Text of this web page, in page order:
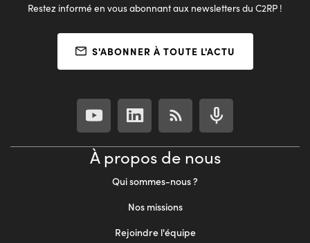
Restez informé en vous abonnant aux newsletters du C2RP !
S'ABONNER À TOUTE L'ACTU
À propos de nous
Qui sommes-nous ?
Nos missions
Rejoindre l'équipe